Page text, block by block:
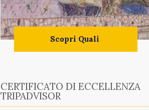
Scopri Quali
CERTIFICATO DI ECCELLENZA
TRIPADVISOR